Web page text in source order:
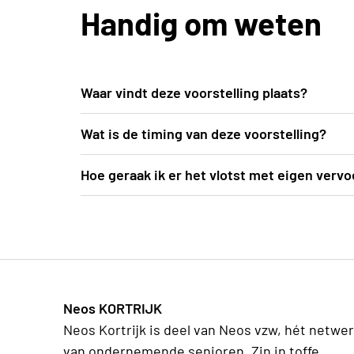
Handig om weten
Waar vindt deze voorstelling plaats?
In de comfortabele zetels van het Koninklijk
wegdromen bij deze magische
Wat is de timing van deze voorstelling?
De deuren van de zaal gaan open om 19u.
inclusief pauze.
Hoe geraak ik er het vlotst met eigen
van een P+R in de buurt, om vervolgens
parking in de buurt? De volledig
voet van het Koninklijk Circus. De parking
toegang voor voetgangers bevindt zich ter
Neos KORTRIJK
Neos Kortrijk is deel van Neos vzw, hét